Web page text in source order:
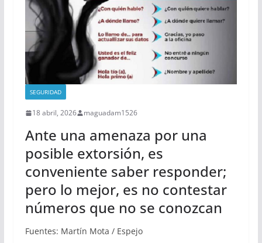
SEGURIDAD
18 abril, 2026 maguadam1526
Ante una amenaza por una
posible extorsión, es
conveniente saber responder;
pero lo mejor, es no contestar
números que no se conozcan
Fuentes: Martín Mota / Espejo